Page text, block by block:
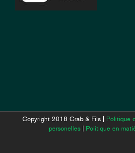
Copyright 2018 Crab & Fils | Politique
personelles| Politique en